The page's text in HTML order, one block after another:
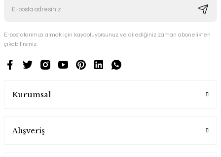
E-postalarımızı almak için kaydoluyorsunuz ve dilediğiniz zaman abonelikten
çıkabilirsiniz.
Kurumsal
Alışveriş